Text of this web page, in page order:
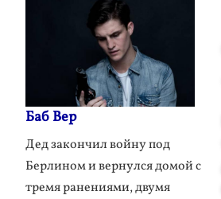
Баб Вер
Дед закончил войну под
Берлином и вернулся домой с
тремя ранениями, двумя